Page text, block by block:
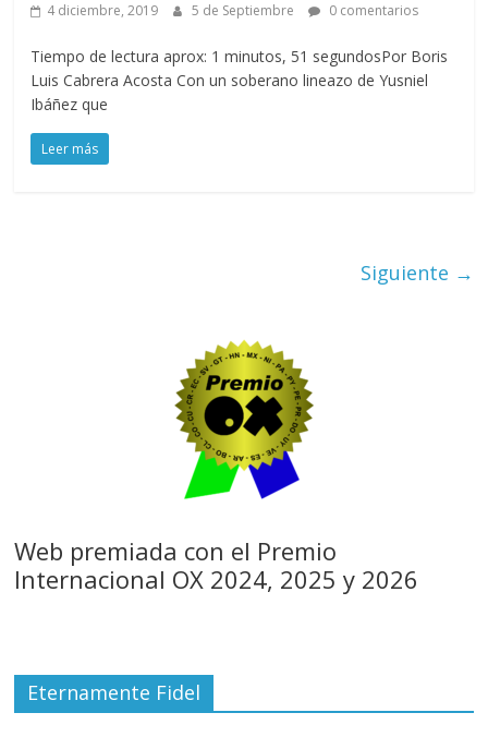
4 diciembre, 2019 5 de Septiembre 0 comentarios
Tiempo de lectura aprox: 1 minutos, 51 segundosPor Boris
Luis Cabrera Acosta Con un soberano lineazo de Yusniel
Ibáñez que
Leer más
Siguiente →
Web premiada con el Premio
Internacional OX 2024, 2025 y 2026
Eternamente Fidel